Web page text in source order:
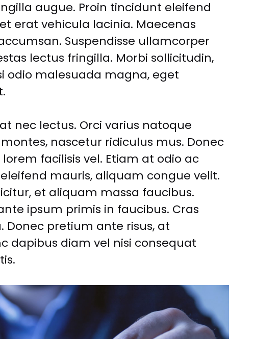
augue. Proin tincidunt eleifend
erat vehicula lacinia. Maecenas
Suspendisse ullamcorper
lectus fringilla. Morbi sollicitudin,
odio malesuada magna, eget
nec lectus. Orci varius natoque
nascetur ridiculus mus. Donec
facilisis vel. Etiam at odio ac
mauris, aliquam congue velit.
et aliquam massa faucibus.
ipsum primis in faucibus. Cras
pretium ante risus, at
dapibus diam vel nisi consequat